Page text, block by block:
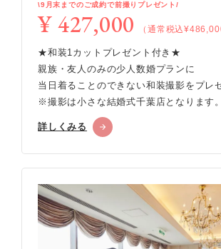
\9月末までのご成約で前撮りプレゼント/
¥ 427,000 （通常税込
★和装1カットプレゼント付き★
親族・友人のみの少人数婚プランに
当日着ることのできない和装撮影をプレ
※撮影は小さな結婚式千葉店となります。
詳しくみる